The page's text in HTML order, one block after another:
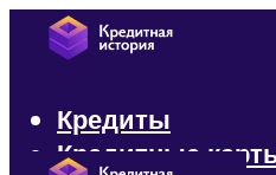
Кредиты
Кредитные